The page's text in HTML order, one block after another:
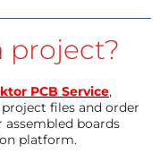
project?
PCB Service,
files and order
boards
platform.